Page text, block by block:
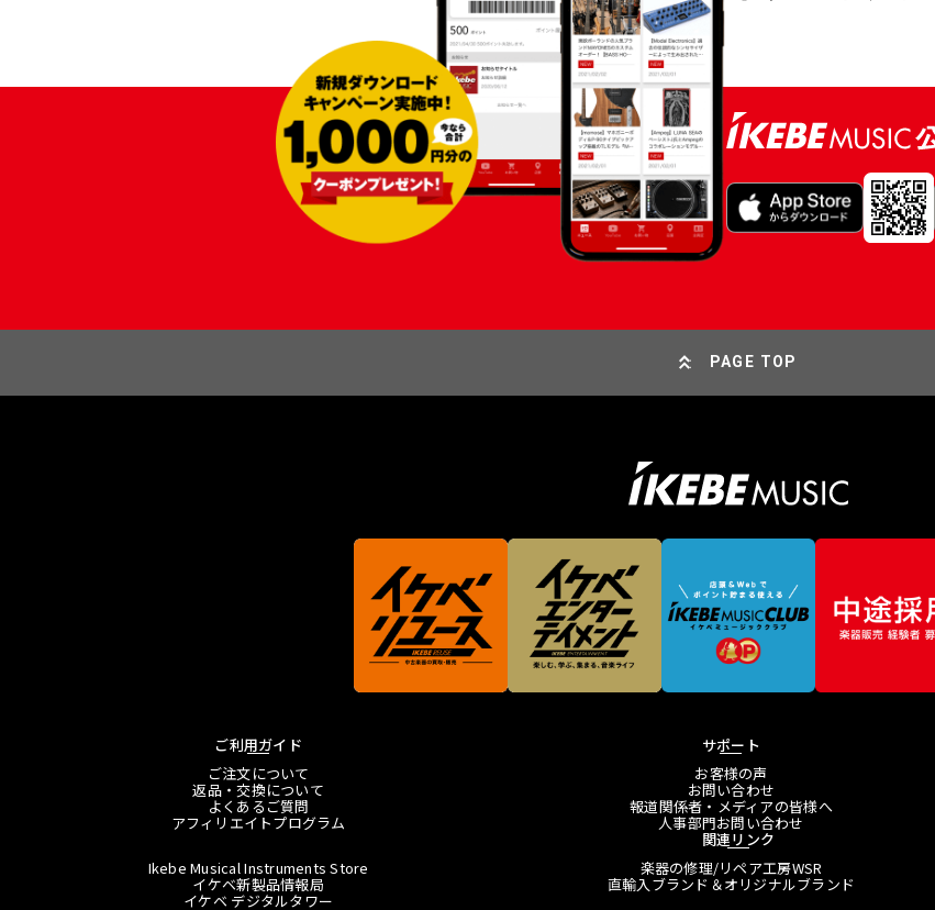
PAGE TOP
ご利用ガイド
ご注文について
返品・交換について
よくあるご質問
アフィリエイトプログラム
サポート
お客様の声
お問い合わせ
報道関係者・メディアの皆様へ
人事部門お問い合わせ
関連リンク
Ikebe Musical Instruments Store
イケベ新製品情報局
イケベ デジタルタワー
楽器の修理/リペア工房WSR
直輸入ブランド＆オリジナルブランド